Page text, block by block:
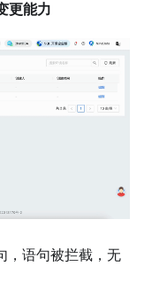
更能力
，语句被拦截，无